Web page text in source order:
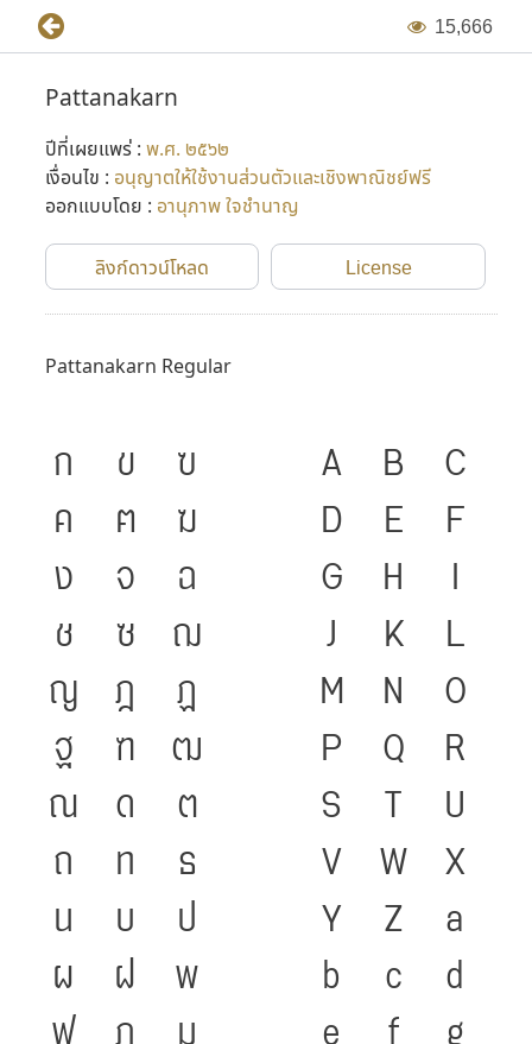
15,666
Pattanakarn
ปีที่เผยแพร่ : พ.ศ. ๒๕๖๒
เงื่อนไข : อนุญาตให้ใช้งานส่วนตัวและเชิงพาณิชย์ฟรี
ออกแบบโดย : อานุภาพ ใจชำนาญ
ลิงก์ดาวน์โหลด License
Pattanakarn Regular
ก ข
ฃ
ค
ฅ
ฆ
ง
จ
ฉ
ช
ซ ฌ
ญ ฎ
ฏ
ฐ
ฑ ฒ
ณ ด
ต
ถ
ท
ธ
น
บ
ป
ผ
ฝ
พ
A B
C
D
E
F
G
H
I
J
K
L
M
N
O
P
Q
R
S
T
U
V W X
Y
Z
a
b
c
d